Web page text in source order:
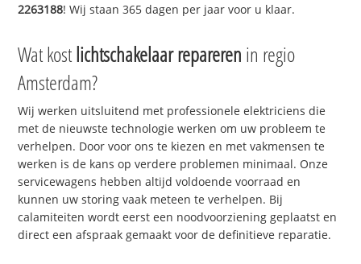
2263188! Wij staan 365 dagen per jaar voor u klaar.
Wat kostlichtschakelaar repareren in regio
Amsterdam?
Wij werken uitsluitend met professionele elektriciens die
met de nieuwste technologie werken om uw probleem te
verhelpen. Door voor ons te kiezen en met vakmensen te
werken is de kans op verdere problemen minimaal. Onze
servicewagens hebben altijd voldoende voorraad en
kunnen uw storing vaak meteen te verhelpen. Bij
calamiteiten wordt eerst een noodvoorziening geplaatst en
direct een afspraak gemaakt voor de definitieve reparatie.